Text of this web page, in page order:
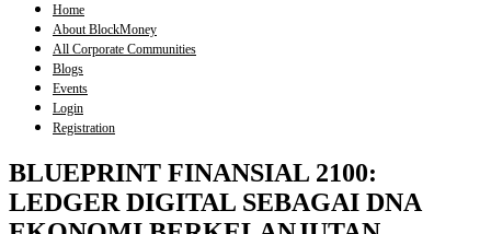
Home
About BlockMoney
All Corporate Communities
Blogs
Events
Login
Registration
BLUEPRINT FINANSIAL 2100:
LEDGER DIGITAL SEBAGAI DNA